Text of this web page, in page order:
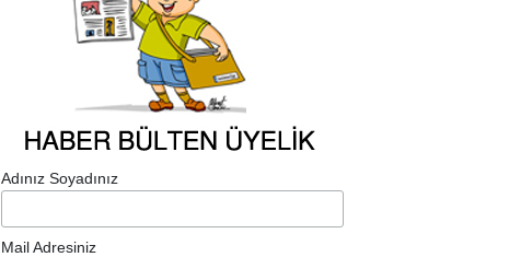
Adınız Soyadınız
Mail Adresiniz